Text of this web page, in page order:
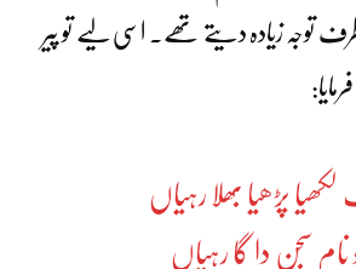
توجہ زیادہ دیتے تھے۔ اسی لیے تو پیر
پڑھیا بھلا رہیاں
نام سجن دا گا رہیاں